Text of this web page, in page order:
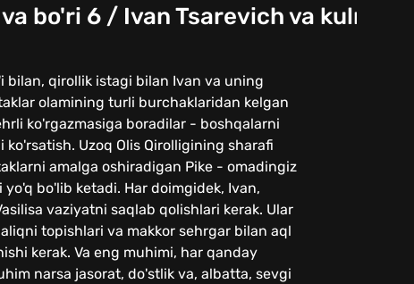
bo'ri 6 / Ivan Tsarevich va
bilan, qirollik istagi bilan Ivan va uning
olamining turli burchaklaridan kelgan
ko'rgazmasiga boradilar - boshqalarni
ko'rsatish. Uzoq Olis Qirolligining sharafi
amalga oshiradigan Pike - omadingiz
yo'q bo'lib ketadi. Har doimgidek, Ivan,
vaziyatni saqlab qolishlari kerak. Ular
topishlari va makkor sehrgar bilan aql
kerak. Va eng muhimi, har qanday
narsa jasorat, do'stlik va, albatta, sevgi